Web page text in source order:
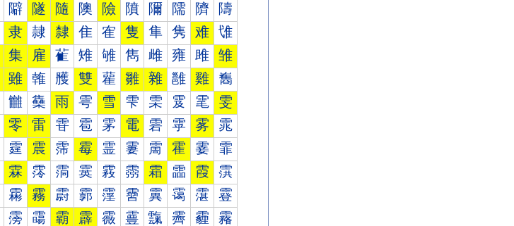
隦 隧 隨 隩 險 隫 隬 隭 隮 隯
隶 隷 隸 隹 隺 隻 隼 隽 难 隿
集 雇 雈 雉 雊 雋 雌 雍 雎 雏
雖 雗 雘 雙 雚 雛 雜 雝 雞 雟
雦 雧 雨 雩 雪 雫 雬 雭 雮 雯
零 雷 雸 雹 雺 電 雼 雽 雾 雿
霆 震 霈 霉 霊 霋 霌 霍 霎 霏
霖 霗 霘 霙 霚 霛 霜 霝 霞 霟
霦 霧 霨 霩 霪 霫 霬 霭 霮 霯
霶 霷 霸 霹 霺 霻 霼 霽 霾 霿